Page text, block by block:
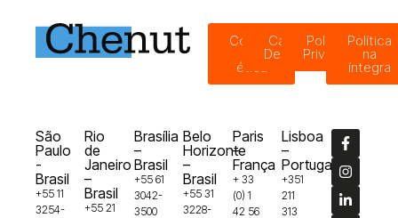
Código
ética
Canal de
Denúncias
Política de
Privacidade
Política
na
íntegra
São
Paulo
-
Brasil
+55 11
3254-
Rio
de
Janeiro
–
Brasil
+55 21
Brasília
–
Brasil
+55 61
3042-
3500
Belo
Horizonte
–
Brasil
+55 31
3228-
Paris
–
França
+ 33
(0) 1
42 56
Lisboa
–
Portugal
+351
211
313